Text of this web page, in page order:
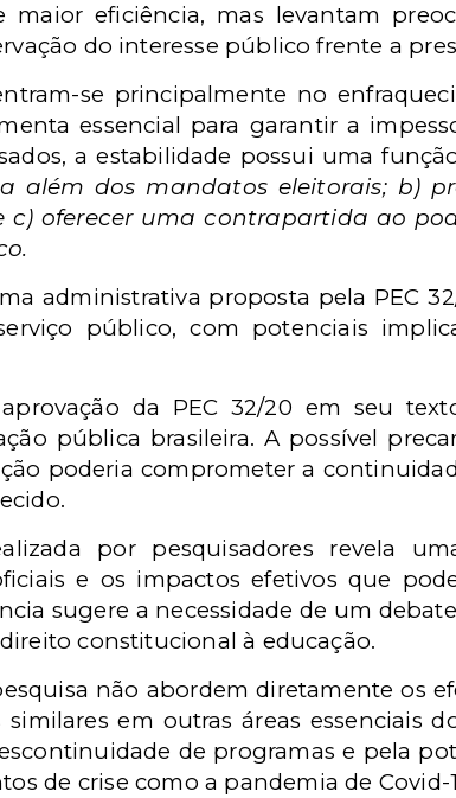
maior eficiência, mas levantam
do interesse público frente a
se principalmente no
essencial para garantir a
a estabilidade possui uma
além dos mandatos eleitorais; b)
c) oferecer uma contrapartida ao
administrativa proposta pela PEC
público, com potenciais
da PEC 32/20 em seu
pública brasileira. A possível
poderia comprometer a
por pesquisadores revela
e os impactos efetivos que
sugere a necessidade de um
constitucional à educação.
não abordem diretamente os
em outras áreas essenciais
de programas e pela
de crise como a pandemia de